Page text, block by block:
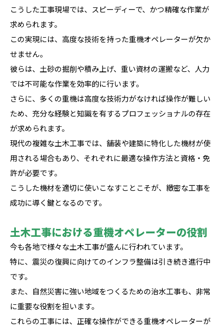
こうした工事現場では、スピーディーで、かつ精確な作業が
求められます。
この実現には、高度な技術を持った重機オペレーターが欠か
せません。
彼らは、土砂の掘削や積み上げ、重い資材の運搬など、人力
では不可能な作業を効率的に行います。
さらに、多くの重機は高度な技術力がなければ操作が難しい
ため、充分な経験と知識を有するプロフェッショナルの存在
が求められます。
現代の複雑な土木工事では、舗装や建築に特化した機材が使
用される場合もあり、それぞれに最適な操作方法と資格・免
許が必要です。
こうした機材を適切に使いこなすことこそが、緻密な工事を
成功に導く鍵となるのです。
土木工事における重機オペレーターの役割
今も各地で様々な土木工事が盛んに行われています。
特に、震災の復興に向けてのインフラ整備は引き続き進行中
です。
また、自然災害に強い地域をつくるための治水工事も、非常
に重要な役割を担います。
これらの工事には、正確な操作ができる重機オペレーターが